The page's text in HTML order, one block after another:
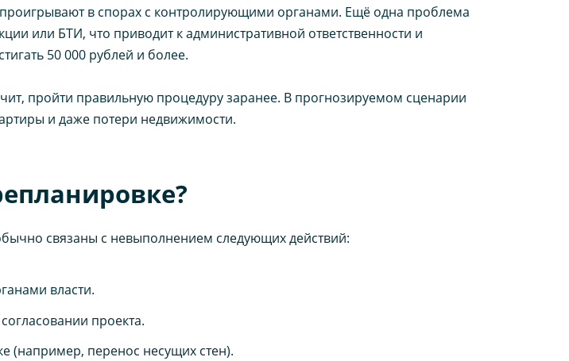
в спорах с контролирующими органами. Ещё одна проблема
или БТИ, что приводит к административной ответственности и
50 000 рублей и более.
пройти правильную процедуру заранее. В прогнозируемом сценарии
и даже потери недвижимости.
связаны с невыполнением следующих действий:
власти.
проекта.
(например, перенос несущих стен).